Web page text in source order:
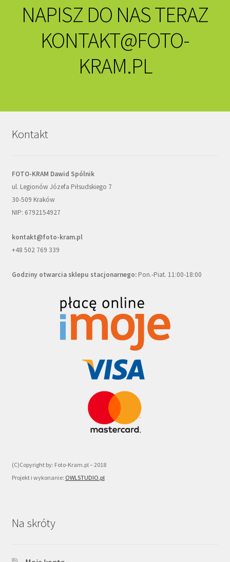
NAPISZ DO NAS TERAZ
KONTAKT@FOTO-
KRAM.PL
Kontakt
FOTO-KRAM Dawid Spólnik
ul. Legionów Józefa Piłsudskiego 7
30-509 Kraków
NIP: 6792154927
kontakt@foto-kram.pl
+48 502 769 339
Godziny otwarcia sklepu stacjonarnego:Pon.-Piat. 11:00-18:00
(C)Copyright by: Foto-Kram.pl – 2018
Projekt i wykonanie: OWLSTUDIO.pl
Na skróty